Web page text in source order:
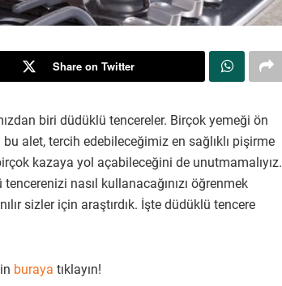
Share on Twitter
biri düdüklü tencereler. Birçok yemeği ön
alet, tercih edebileceğimiz en sağlıklı pişirme
kazaya yol açabileceğini de unutmamalıyız.
nasıl kullanacağınızı öğrenmek
sizler için araştırdık. İşte düdüklü tencere
buraya tıklayın!